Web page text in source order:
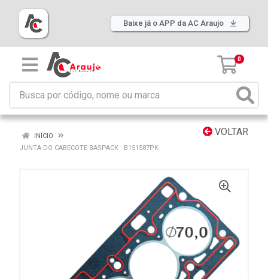
Baixe já o APP da AC Araujo
0
VOLTAR
INÍCIO
JUNTA DO CABECOTE BASPACK : B151587PK